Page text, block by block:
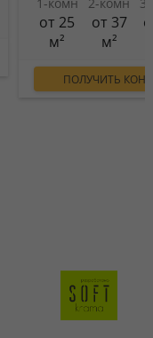
от 25
м²
от 37
м²
ПОЛУЧИТЬ